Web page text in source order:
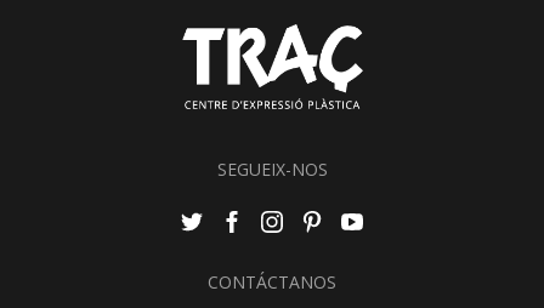
SEGUEIX-NOS
CONTÁCTANOS